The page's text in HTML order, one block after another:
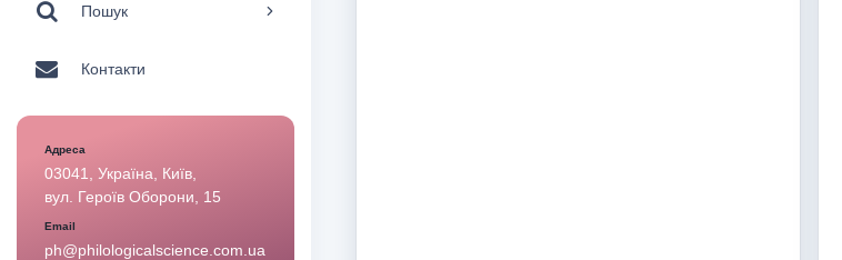
Пошук
Контакти
Адреса
03041, Україна, Київ,
вул. Героїв Оборони, 15
Email
ph@philologicalscience.com.ua